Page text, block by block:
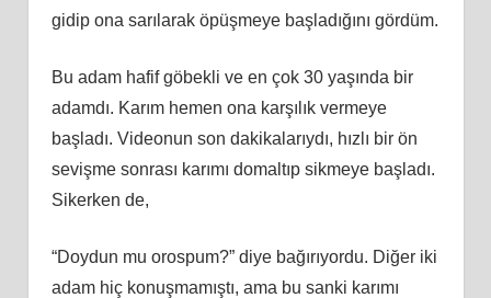
gidip ona sarılarak öpüşmeye başladığını gördüm.
Bu adam hafif göbekli ve en çok 30 yaşında bir
adamdı. Karım hemen ona karşılık vermeye
başladı. Videonun son dakikalarıydı, hızlı bir ön
sevişme sonrası karımı domaltıp sikmeye başladı.
Sikerken de,
“Doydun mu orospum?” diye bağırıyordu. Diğer iki
adam hiç konuşmamıştı, ama bu sanki karımı